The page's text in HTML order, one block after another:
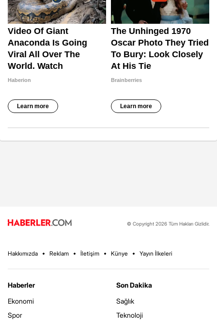
© Copyright 2026 Tüm Hakları Gizlidir.
Hakkımızda Reklam İletişim Künye Yayın İlkeleri
Haberler
Ekonomi
Spor
Son Dakika
Sağlık
Teknoloji